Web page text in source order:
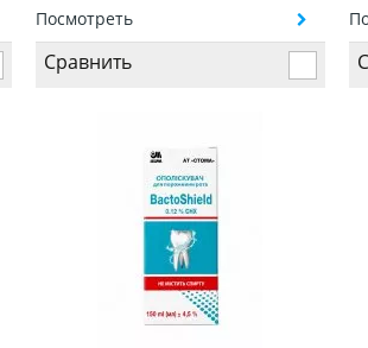
Посмотреть
Сравнить